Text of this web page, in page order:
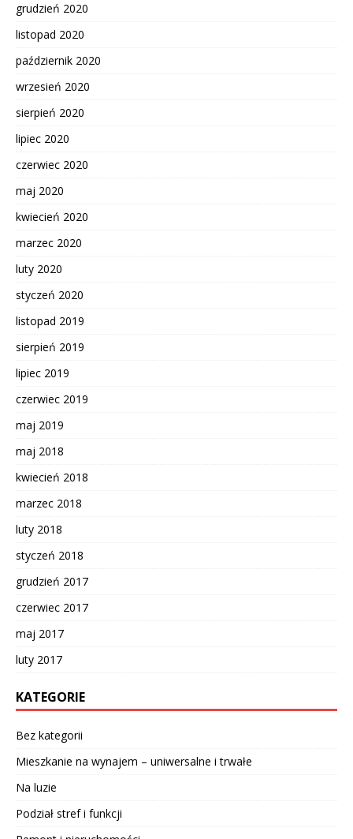
grudzień 2020
listopad 2020
październik 2020
wrzesień 2020
sierpień 2020
lipiec 2020
czerwiec 2020
maj 2020
kwiecień 2020
marzec 2020
luty 2020
styczeń 2020
listopad 2019
sierpień 2019
lipiec 2019
czerwiec 2019
maj 2019
maj 2018
kwiecień 2018
marzec 2018
luty 2018
styczeń 2018
grudzień 2017
czerwiec 2017
maj 2017
luty 2017
KATEGORIE
Bez kategorii
Mieszkanie na wynajem – uniwersalne i trwałe
Na luzie
Podział stref i funkcji